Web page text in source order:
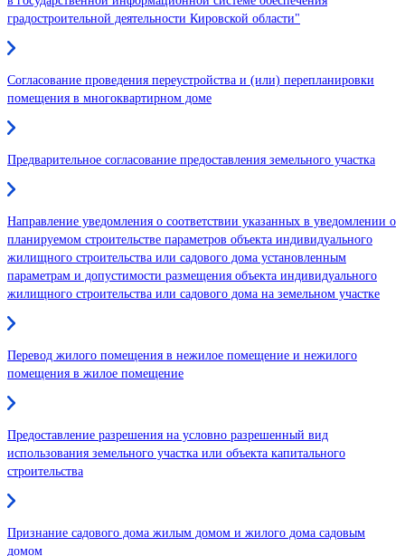
градостроительной деятельности Кировской области"
Согласование проведения переустройства и (или) перепланировки
помещения в многоквартирном доме
Предварительное согласование предоставления земельного участка
Направление уведомления о соответствии указанных в уведомлении о
планируемом строительстве параметров объекта индивидуального
жилищного строительства или садового дома установленным
параметрам и допустимости размещения объекта индивидуального
жилищного строительства или садового дома на земельном участке
Перевод жилого помещения в нежилое помещение и нежилого
помещения в жилое помещение
Предоставление разрешения на условно разрешенный вид
использования земельного участка или объекта капитального
строительства
Признание садового дома жилым домом и жилого дома садовым
домом